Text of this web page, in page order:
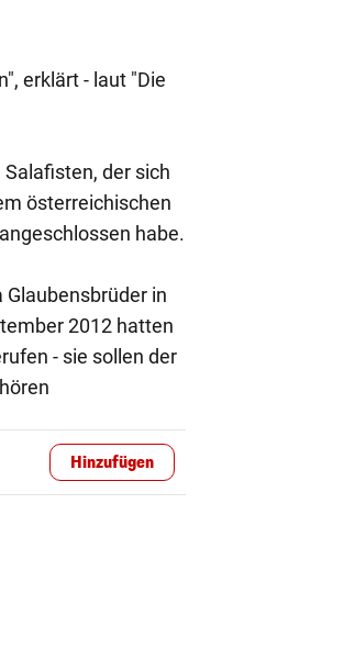
erklärt - laut "Die
der sich
österreichischen
habe.
in
2012 hatten
- sie sollen der
Hinzufügen